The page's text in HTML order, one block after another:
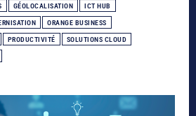
GÉOLOCALISATION ICT HUB
ORANGE BUSINESS
PRODUCTIVITÉ SOLUTIONS CLOUD